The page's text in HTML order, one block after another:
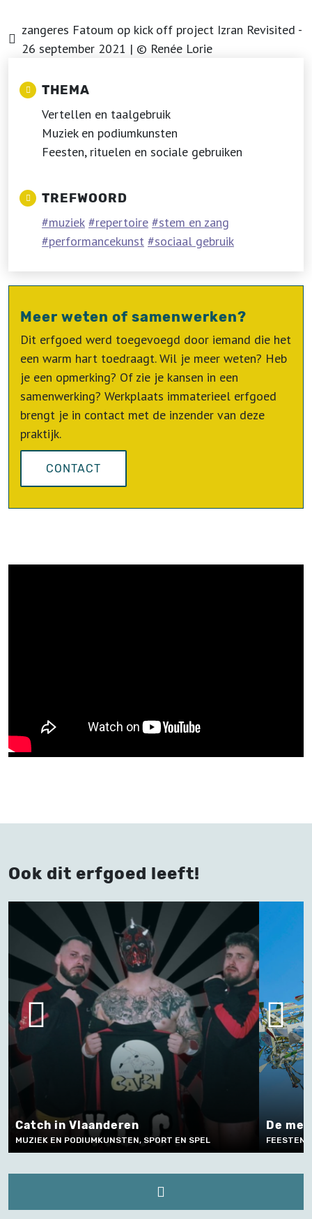
zangeres Fatoum op kick off project Izran Revisited -
26 september 2021 | © Renée Lorie
THEMA
Vertellen en taalgebruik
Muziek en podiumkunsten
Feesten, rituelen en sociale gebruiken
TREFWOORD
muziek repertoire
stem en zang
performancekunst
sociaal gebruik
Meer weten of samenwerken?
Dit erfgoed werd toegevoegd door iemand die het
een warm hart toedraagt. Wil je meer weten? Heb
je een opmerking? Of zie je kansen in een
samenwerking? Werkplaats immaterieel erfgoed
brengt je in contact met de inzender van deze
praktijk.
CONTACT
Ook dit erfgoed leeft!
in Vlaanderen
EN PODIUMKUNSTEN, SPORT EN SPEL
De
FEESTEN,